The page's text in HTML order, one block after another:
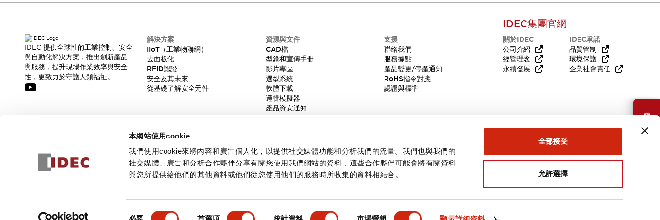
本網站使用cookie
我們使用cookie來將內容和廣告個人化，以提供社交媒體功能和分析我們的流量。我們也與我們的
社交媒體、廣告和分析合作夥伴分享有關您使用我們網站的資料，這些合作夥伴可能會將有關資料
與您所提供給他們的其他資料或他們從您使用他們的服務時所收集的資料相結合。
必要 首選項 統計資料 市場營銷
全部接受
允許選擇
需要幫助嗎？
IDEC 提供全球性的工業控制、安全
與自動化解決方案，推出創新產品
與服務，提升現場作業效率與安全
性，更致力於守護人類福祉。
解決方案
IIoT（工業物聯網）
去面板化
RFID認證
安全及其未來
從基礎了解安全元件
資源與文件
CAD檔
型錄和宣傳手冊
影片專區
選型系統
軟體下載
邏輯模擬器
產品資安通知
支援
聯絡我們
服務據點
產品變更/停產通知
RoHS指令對應
認證與標準
IDEC集團官網
關於IDEC
公司介紹
經營理念
永續發展
IDEC承諾
品質管制
環境保護
企業社會責任
訂閱
隱私權政策使用條款 台灣